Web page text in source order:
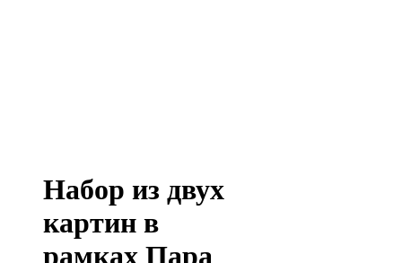
Набор из двух
картин в
рамках Пара